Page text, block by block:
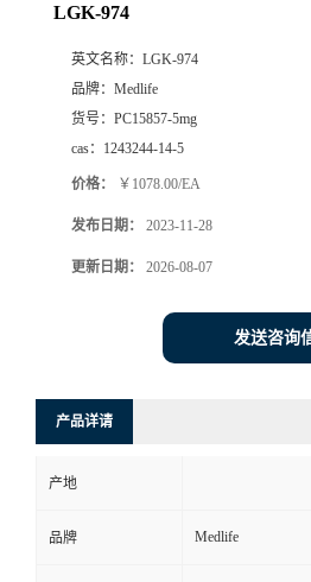
LGK-974
英文名称： LGK-974
品牌： Medlife
货号： PC15857-5mg
cas： 1243244-14-5
价格： ￥1078.00/EA
发布日期： 2023-11-28
更新日期： 2026-08-07
发送咨询
产品详请
产地
品牌 Medlife